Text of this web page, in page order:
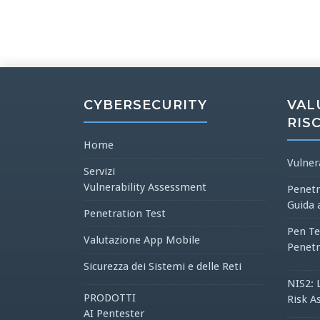
CYBERSECURITY
Home
Servizi
Vulnerability Assessment
Penetration Test
Valutazione App Mobile
Sicurezza dei Sistemi e delle Reti
PRODOTTI
AI Pentester
Guida
Pen
NIS2:
Risk